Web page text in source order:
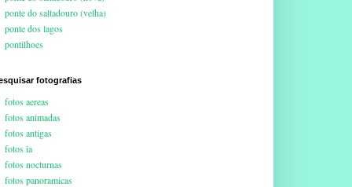
ponte do saltadouro (velha)
ponte dos lagos
pontilhoes
fotografias
fotos aereas
fotos animadas
fotos antigas
fotos ia
fotos nocturnas
fotos panoramicas